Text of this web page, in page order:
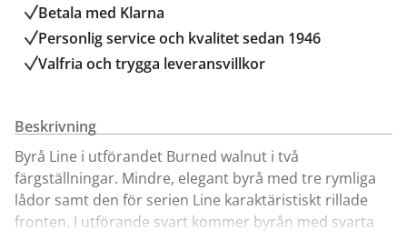
Betala med Klarna
Personlig service och kvalitet sedan 1946
Valfria och trygga leveransvillkor
Beskrivning
Byrå Line i utförandet Burned walnut i två
färgställningar. Mindre, elegant byrå med tre rymliga
lådor samt den för serien Line karaktäristiskt rillade
fronten. I utförande svart kommer byrån med svarta